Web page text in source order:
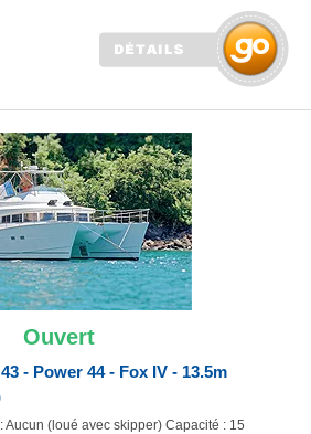
Ouvert
- Power 44 - Fox IV - 13.5m
Aucun (loué avec skipper) Capacité : 15